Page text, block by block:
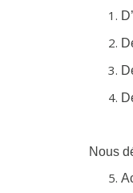
Nous